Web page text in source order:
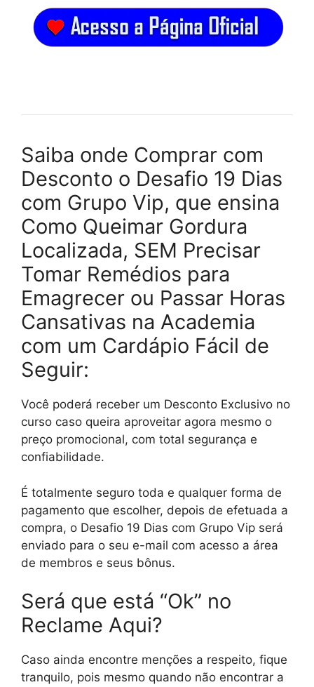
Saiba onde Comprar com
Desconto o Desafio 19 Dias
com Grupo Vip, que ensina
Como Queimar Gordura
Localizada, SEM Precisar
Tomar Remédios para
Emagrecer ou Passar Horas
Cansativas na Academia
com um Cardápio Fácil de
Seguir:
Você poderá receber um Desconto Exclusivo no
curso caso queira aproveitar agora mesmo o
preço promocional, com total segurança e
confiabilidade.
É totalmente seguro toda e qualquer forma de
pagamento que escolher, depois de efetuada a
compra, o Desafio 19 Dias com Grupo Vip será
enviado para o seu e-mail com acesso a área
de membros e seus bônus.
Será que está “Ok” no
Reclame Aqui?
Caso ainda encontre menções a respeito, fique
tranquilo, pois mesmo quando não encontrar a